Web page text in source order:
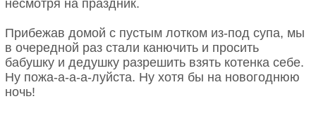
несмотря на праздник.
Прибежав домой с пустым лотком из-под супа, мы
в очередной раз стали канючить и просить
бабушку и дедушку разрешить взять котенка себе.
Ну пожа-а-а-а-луйста. Ну хотя бы на новогоднюю
ночь!